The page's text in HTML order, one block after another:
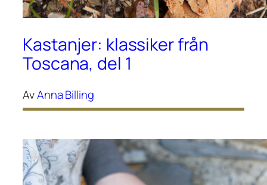
Kastanjer: klassiker från
Toscana, del 1
AvAnna Billing